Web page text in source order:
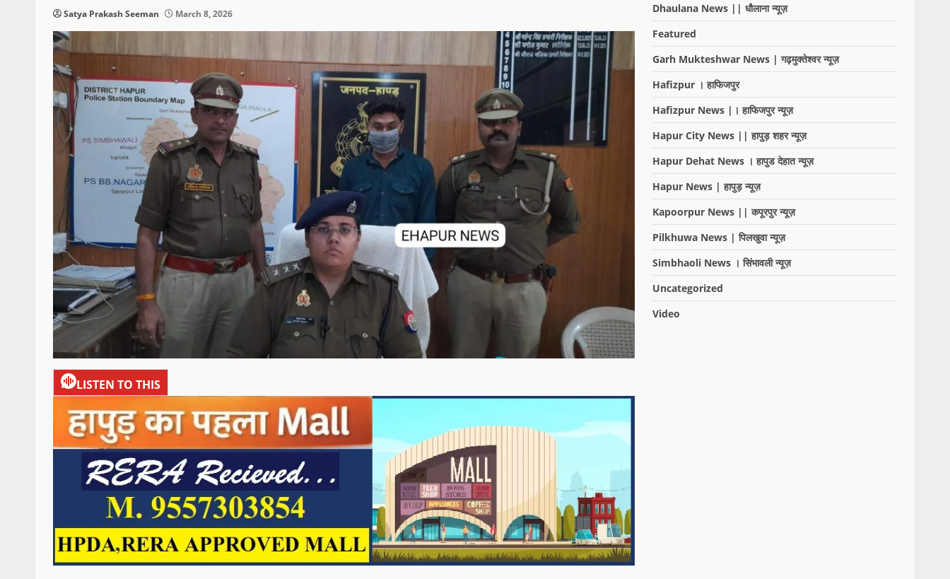
Satya Prakash Seeman March 8, 2026
LISTEN TO THIS
Dhaulana News || धौलाना न्यूज़
Featured
Garh Mukteshwar News | गढ़मुक्तेश्वर न्यूज़
Hafizpur । हाफिजपुर
Hafizpur News |। हाफिजपुर न्यूज़
Hapur City News || हापुड़ शहर न्यूज़
Hapur Dehat News । हापुड देहात न्यूज़
Hapur News | हापुड़ न्यूज़
Kapoorpur News || कपूरपुर न्यूज़
Pilkhuwa News | पिलखुवा न्यूज़
Simbhaoli News । सिंभावली न्यूज़
Uncategorized
Video